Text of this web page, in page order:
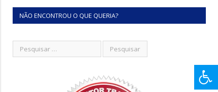
NÃO ENCONTROU O QUE QUERIA?